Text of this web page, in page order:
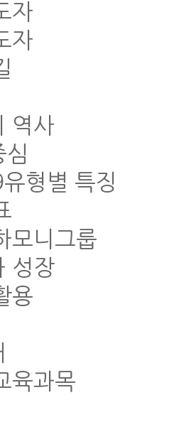
자
자
역사
심
형별 특징
모니그룹
성장
용
육과목